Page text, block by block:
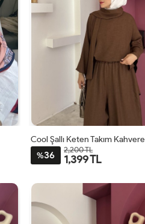
Cool Şallı Keten Takım
%36 2,200 TL
1,399 TL